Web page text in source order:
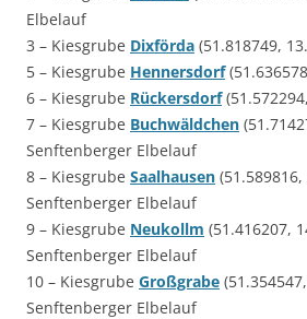
Elbelauf
3 – Kiesgrube Dixförda (51.818749,
5 – Kiesgrube Hennersdorf
6 – Kiesgrube Rückersdorf
7 – Kiesgrube Buchwäldchen
Senftenberger Elbelauf
8 – Kiesgrube Saalhausen
Senftenberger Elbelauf
9 – Kiesgrube Neukollm (51.416207,
Senftenberger Elbelauf
10 – Kiesgrube Großgrabe
Senftenberger Elbelauf